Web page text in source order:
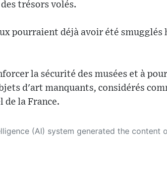
trésors volés.
pourraient déjà avoir été smugglés
la sécurité des musées et à
d'art manquants, considérés
la France.
fact-checking and verification, cleans up and balances biased or manipulated content, and presents a minimal factual summary that is just enough yet essential for you to function as an informed and educated citizen. Please keep in mind, however, that this system is an evolving technology,